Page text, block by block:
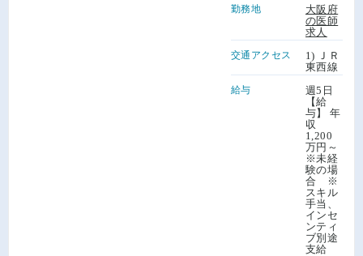
勤務地
大阪府
の医師
求人
交通アクセス
1) ＪＲ
東西線
給与
週5日
【給
与】 年
収
1,200
万円～
※未経
験の場
合 ※
スキル
手当、
インセ
ンティ
ブ別途
支給